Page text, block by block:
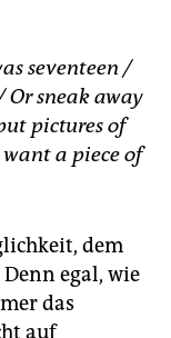
seventeen /
Or sneak away
pictures of
a piece of
dem
egal, wie
das
auf